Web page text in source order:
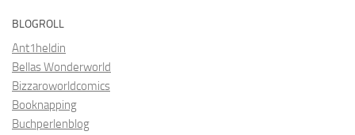
BLOGROLL
Ant1heldin
Bellas Wonderworld
Bizzaroworldcomics
Booknapping
Buchperlenblog